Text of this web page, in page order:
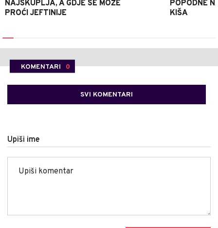
NAJSKUPLJA, A GDJE SE MOŽE
PROĆI JEFTINIJE
POPODNE
KIŠA
KOMENTARI 0
SVI KOMENTARI
Upiši ime